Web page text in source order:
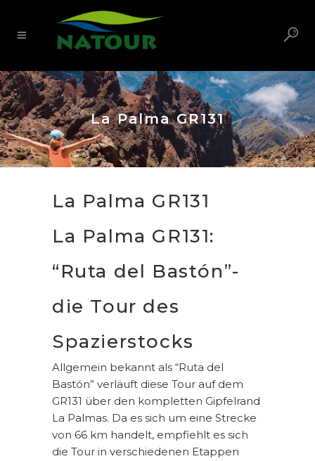
La Palma GR131
La Palma GR131
La Palma GR131:
“Ruta del Bastón”-
die Tour des
Spazierstocks
Allgemein bekannt als “Ruta del
Bastón” verläuft diese Tour auf dem
GR131 über den kompletten Gipfelrand
La Palmas. Da es sich um eine Strecke
von 66 km handelt, empfiehlt es sich
die Tour in verschiedenen Etappen